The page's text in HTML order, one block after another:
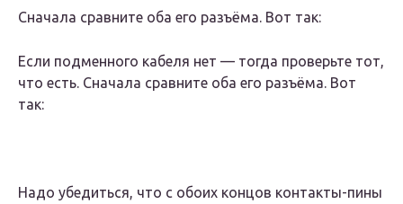
Сначала сравните оба его разъёма. Вот так:
Если подменного кабеля нет — тогда проверьте тот,
что есть. Сначала сравните оба его разъёма. Вот
так:
Надо убедиться, что с обоих концов контакты-пины